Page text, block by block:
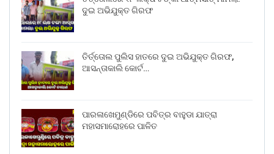
ଦୁଇ ଅଭିଯୁକ୍ତ ଗିରଫ
ତିର୍ତ୍ତୋଲ ପୁଲିସ ହାତରେ ଦୁଇ ଅଭିଯୁକ୍ତ ଗିରଫ,
ଆସନ୍ତାକାଲି କୋର୍ଟ…
ପାରଳାଖେମୁଣ୍ଡିରେ ପବିତ୍ର ବାହୁଡା ଯାତ୍ରା
ମହାସମାରୋହରେ ପାଳିତ